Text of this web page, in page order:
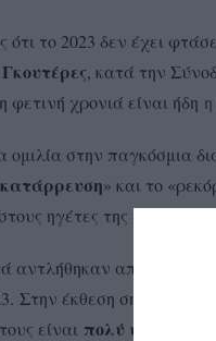
ότι το 2023 δεν έχει
, κατά την
χρονιά είναι ήδη η
ομιλία στην παγκόσμια
» και το
ηγέτες της διεθνούς
αντλήθηκαν από την
Στην έκθεση
είναι πολύ